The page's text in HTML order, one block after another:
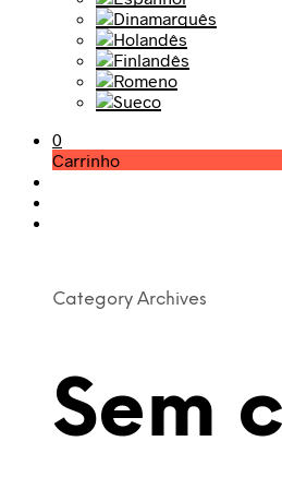
0
Carrinho
Category Archives
Sem